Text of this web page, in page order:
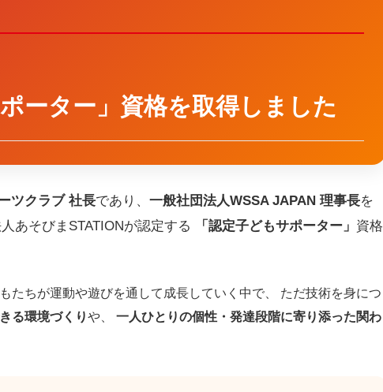
ーター」資格を取得しました
ツクラブ 社長であり、 一般社団法人WSSA JAPAN 理事長を
あそびまSTATIONが認定する 「認定子どもサポーター」 資格
たちが運動や遊びを通して成長していく中で、 ただ技術を身につ
る環境づくりや、 一人ひとりの個性・発達段階に寄り添った関わ